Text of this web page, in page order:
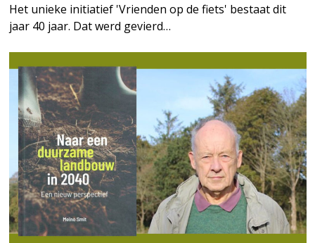
Het unieke initiatief 'Vrienden op de fiets' bestaat dit
jaar 40 jaar. Dat werd gevierd…